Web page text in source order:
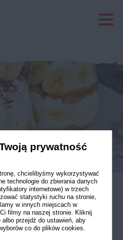
prywatność
chcielibyśmy wykorzystywać
technologie do zbierania danych
internetowe) w trzech
statystyki ruchu na stronie,
w innych miejscach w
filmy na naszej stronie. Kliknij
przejdź do ustawień, aby
co do plików cookies.